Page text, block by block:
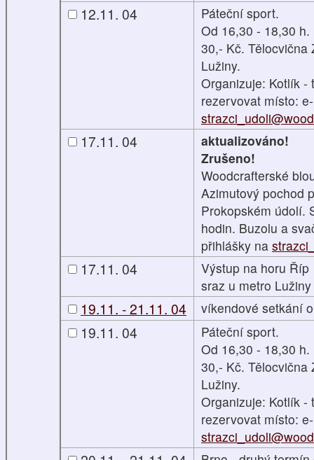
12.11. 04
Páteční sport.
Od 16,30 - 18,30
30,- Kč. Tělocvična
Lužiny.
Organizuje: Kotlík -
rezervovat místo:
17.11. 04
aktualizováno!
Zrušeno!
Woodcrafterské
Azimutový pochod
Prokopském údolí.
hodin. Buzolu a
přihlášky na
17.11. 04
Výstup na horu Říp
sraz u metro
19.11. - 21.11. 04 víkendové setkání
19.11. 04
Páteční sport.
Od 16,30 - 18,30
30,- Kč. Tělocvična
Lužiny.
Organizuje: Kotlík -
rezervovat místo: